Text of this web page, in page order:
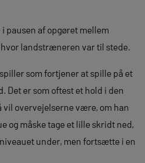
pausen af opgøret mellem
hvor landstræneren var til stede.
som fortjener at spille på et
Det er som oftest et hold i den
vil overvejelserne være, om han
og måske tage et lille skridt ned,
under, men fortsætte i en